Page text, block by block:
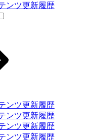
ンツ更新履歴
ンツ更新履歴
ンツ更新履歴
ンツ更新履歴
ンツ更新履歴